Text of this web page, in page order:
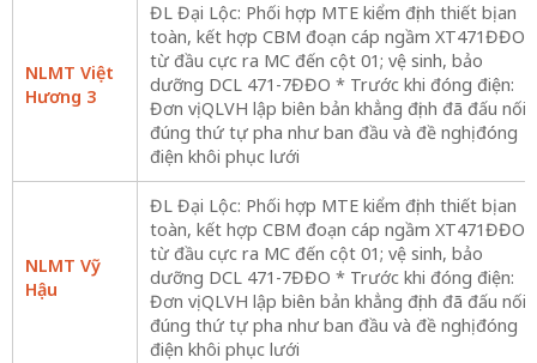
NLMT Việt
Hương 3
ĐL Đại Lộc: Phối hợp MTE kiểm định thiết bị an
toàn, kết hợp CBM đoạn cáp ngầm XT471ĐĐO
từ đầu cực ra MC đến cột 01; vệ sinh, bảo
dưỡng DCL 471-7ĐĐO * Trước khi đóng điện:
Đơn vị QLVH lập biên bản khẳng định đã đấu nối
đúng thứ tự pha như ban đầu và đề nghị đóng
điện khôi phục lưới
NLMT Vỹ
Hậu
ĐL Đại Lộc: Phối hợp MTE kiểm định thiết bị an
toàn, kết hợp CBM đoạn cáp ngầm XT471ĐĐO
từ đầu cực ra MC đến cột 01; vệ sinh, bảo
dưỡng DCL 471-7ĐĐO * Trước khi đóng điện:
Đơn vị QLVH lập biên bản khẳng định đã đấu nối
đúng thứ tự pha như ban đầu và đề nghị đóng
điện khôi phục lưới